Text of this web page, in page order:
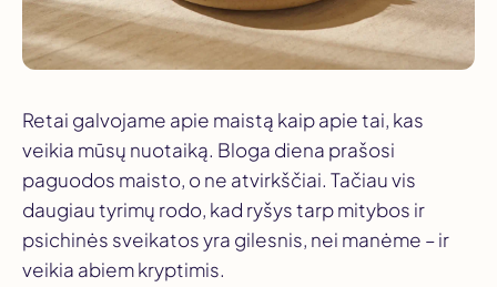
Retai galvojame apie maistą kaip apie tai, kas
veikia mūsų nuotaiką. Bloga diena prašosi
paguodos maisto, o ne atvirkščiai. Tačiau vis
daugiau tyrimų rodo, kad ryšys tarp mitybos ir
psichinės sveikatos yra gilesnis, nei manėme – ir
veikia abiem kryptimis.